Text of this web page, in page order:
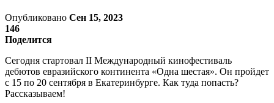
Опубликовано Сен 15, 2023
146
Поделится
Сегодня стартовал II Международный кинофестиваль
дебютов евразийского континента «Одна шестая». Он пройдет
с 15 по 20 сентября в Екатеринбурге. Как туда попасть?
Рассказываем!